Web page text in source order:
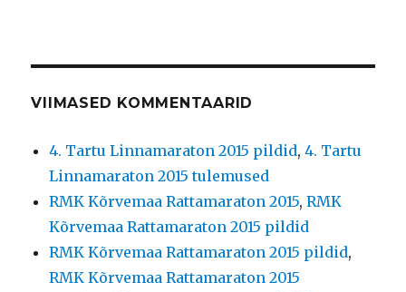
VIIMASED KOMMENTAARID
4. Tartu Linnamaraton 2015 pildid,4. Tartu
Linnamaraton 2015 tulemused
RMK Kõrvemaa Rattamaraton 2015,RMK
Kõrvemaa Rattamaraton 2015 pildid
RMK Kõrvemaa Rattamaraton 2015 pildid,
RMK Kõrvemaa Rattamaraton 2015